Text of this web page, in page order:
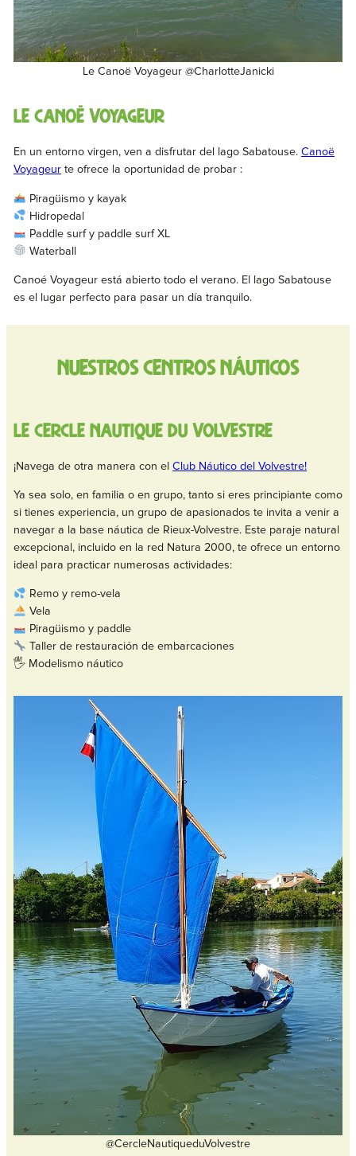
Le Canoë Voyageur @CharlotteJanicki
Le Canoë Voyageur
En un entorno virgen, ven a disfrutar del lago Sabatouse. Canoë
Voyageurte ofrece la oportunidad de probar :
Piragüismo y kayak
Hidropedal
Paddle surf y paddle surf XL
Waterball
Canoé Voyageur está abierto todo el verano. El lago Sabatouse
es el lugar perfecto para pasar un día tranquilo.
Nuestros centros náuticos
Le Cercle nautique du Volvestre
¡Navega de otra manera con el Club Náutico del Volvestre!
Ya sea solo, en familia o en grupo, tanto si eres principiante como
si tienes experiencia, un grupo de apasionados te invita a venir a
navegar a la base náutica de Rieux-Volvestre. Este paraje natural
excepcional, incluido en la red Natura 2000, te ofrece un entorno
ideal para practicar numerosas actividades:
Remo y remo-vela
Vela
Piragüismo y paddle
Taller de restauración de embarcaciones
🖐️ Modelismo náutico
@CercleNautiqueduVolvestre